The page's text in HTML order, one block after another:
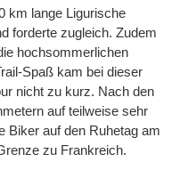
km lange Ligurische
forderte zugleich. Zudem
hochsommerlichen
Spaß kam bei dieser
nicht zu kurz. Nach den
auf teilweise sehr
Biker auf den Ruhetag am
zu Frankreich.